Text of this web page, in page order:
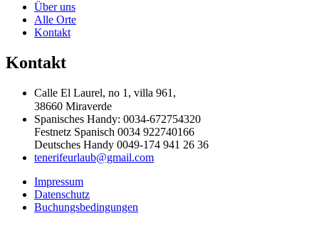
Über uns
Alle Orte
Kontakt
Kontakt
Calle El Laurel, no 1, villa 961,
38660 Miraverde
Spanisches Handy: 0034-672754320
Festnetz Spanisch 0034 922740166
Deutsches Handy 0049-174 941 26 36
tenerifeurlaub@gmail.com
Impressum
Datenschutz
Buchungsbedingungen